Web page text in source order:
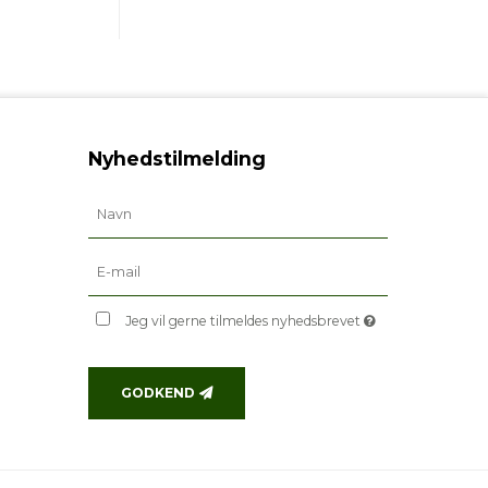
Nyhedstilmelding
Jeg vil gerne tilmeldes nyhedsbrevet
GODKEND